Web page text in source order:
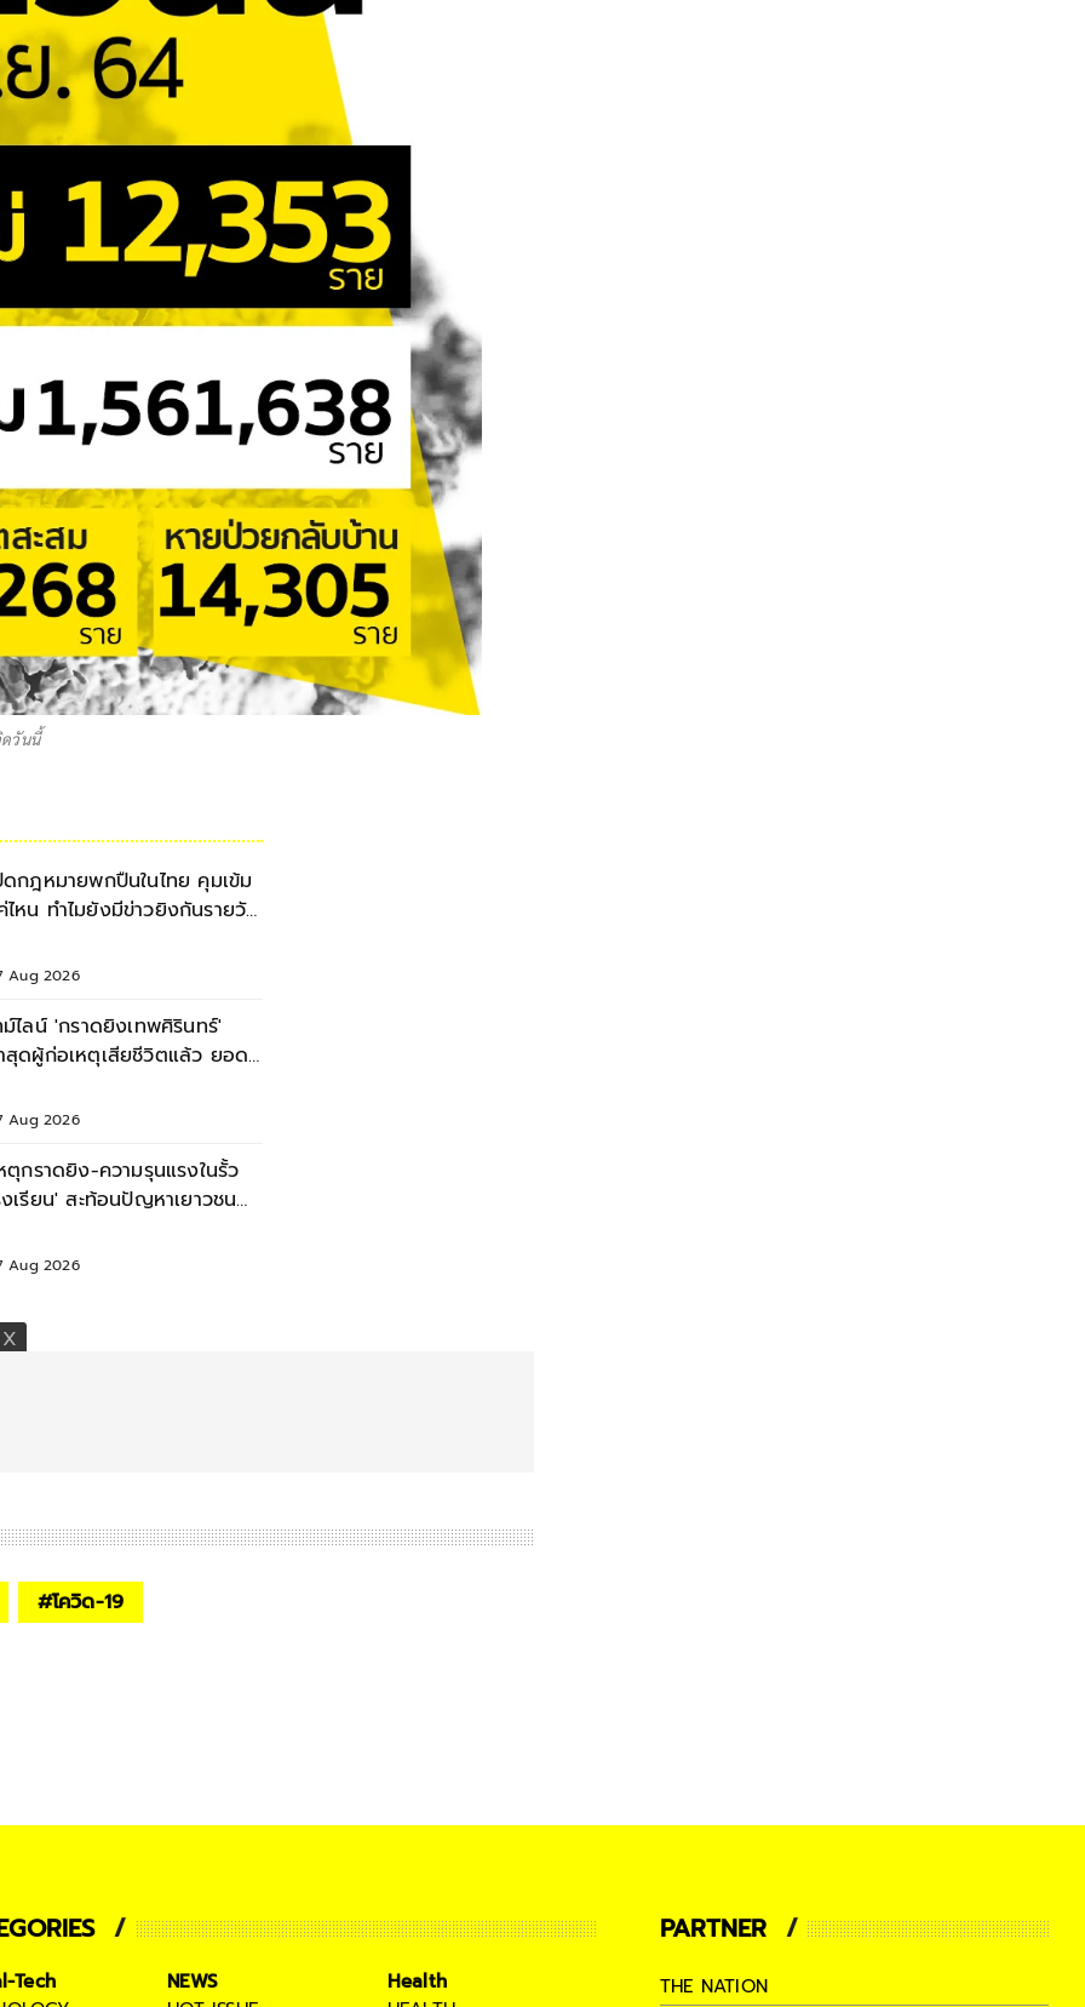
วันนี้
กฎหมายพกปืนในไทย คุมเข้ม
ไหน ทำไมยังมีข่าวยิงกันรายวัน
Aug 2026
ม์ไลน์ 'กราดยิงเทพศิรินทร์'
สุดผู้ก่อเหตุเสียชีวิตแล้ว ยอด
Aug 2026
ตุกราดยิง-ความรุนแรงในรั้ว
งเรียน' สะท้อนปัญหาเยาวชน
Aug 2026
#โควิด-19
Tech
NEWS
Health
PARTNER
THE NATION